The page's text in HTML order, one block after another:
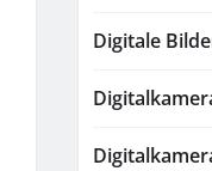
Digitale